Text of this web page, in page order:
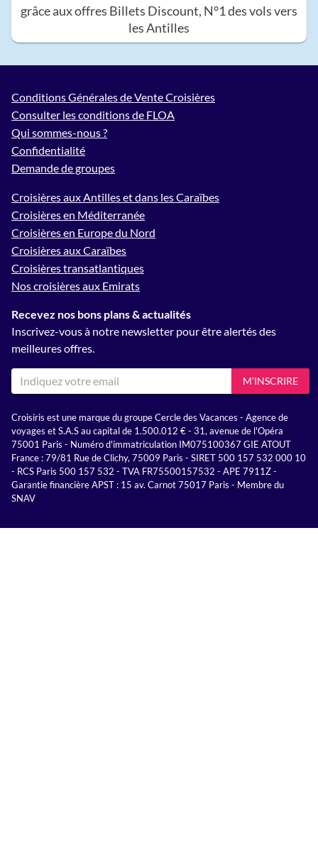
grâce aux offres Billets Discount, N°1 des vols vers
les Antilles
Conditions Générales de Vente Croisières
Consulter les conditions de FLOA
Qui sommes-nous ?
Confidentialité
Demande de groupes
Croisières aux Antilles et dans les Caraïbes
Croisières en Méditerranée
Croisières en Europe du Nord
Croisières aux Caraïbes
Croisières transatlantiques
Nos croisières aux Emirats
Recevez nos bons plans & actualités
Inscrivez-vous à notre newsletter pour être alertés des
meilleures offres.
M'INSCRIRE
Croisiris est une marque du groupe Cercle des Vacances - Agence de
voyages et S.A.S au capital de 1.500.012 € - 31, avenue de l'Opéra
75001 Paris - Numéro d'immatriculation IM075100367 GIE ATOUT
France : 79/81 Rue de Clichy, 75009 Paris - SIRET 500 157 532 000 10
- RCS Paris 500 157 532 - TVA FR75500157532 - APE 7911Z -
Garantie financière APST : 15 av. Carnot 75017 Paris - Membre du
SNAV